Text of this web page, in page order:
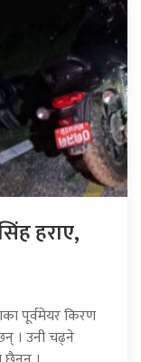
हराए,
पूर्वमेयर किरण
। उनी चढ्ने